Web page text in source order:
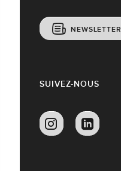
NEWSLETTER
SUIVEZ-NOUS